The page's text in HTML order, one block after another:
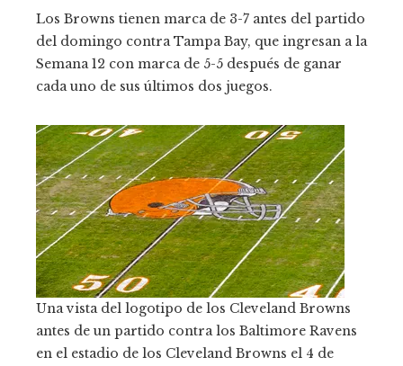
Los Browns tienen marca de 3-7 antes del partido
del domingo contra Tampa Bay, que ingresan a la
Semana 12 con marca de 5-5 después de ganar
cada uno de sus últimos dos juegos.
Una vista del logotipo de los Cleveland Browns
antes de un partido contra los Baltimore Ravens
en el estadio de los Cleveland Browns el 4 de